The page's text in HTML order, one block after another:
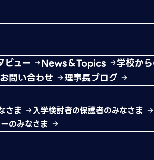
ビュー News＆Topics
学校か
お問い合わせ
理事長ブログ
さま 入学検討者の保護者のみなさま
のみなさま